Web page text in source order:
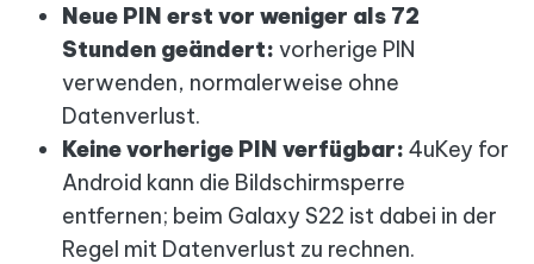
Neue PIN erst vor weniger als 72
Stunden geändert: vorherige PIN
verwenden, normalerweise ohne
Datenverlust.
Keine vorherige PIN verfügbar: 4uKey for
Android kann die Bildschirmsperre
entfernen; beim Galaxy S22 ist dabei in der
Regel mit Datenverlust zu rechnen.